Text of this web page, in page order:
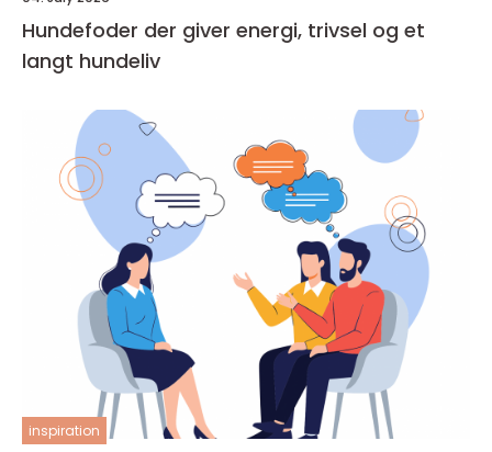
Hundefoder der giver energi, trivsel og et
langt hundeliv
inspiration